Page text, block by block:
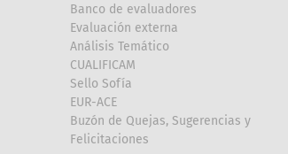
Banco de evaluadores
Evaluación externa
Análisis Temático
CUALIFICAM
Sello Sofía
EUR-ACE
Buzón de Quejas, Sugerencias y
Felicitaciones